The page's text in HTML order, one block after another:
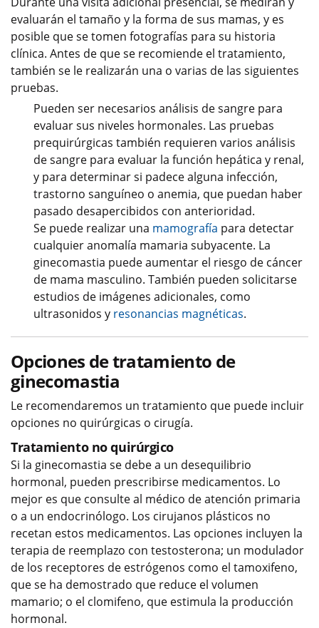
evaluarán el tamaño y la forma de sus mamas, y es
posible que se tomen fotografías para su historia
clínica. Antes de que se recomiende el tratamiento,
también se le realizarán una o varias de las siguientes
pruebas.
Pueden ser necesarios análisis de sangre para
evaluar sus niveles hormonales. Las pruebas
prequirúrgicas también requieren varios análisis
de sangre para evaluar la función hepática y renal,
y para determinar si padece alguna infección,
trastorno sanguíneo o anemia, que puedan haber
pasado desapercibidos con anterioridad.
Se puede realizar una mamografía para detectar
cualquier anomalía mamaria subyacente. La
ginecomastia puede aumentar el riesgo de cáncer
de mama masculino. También pueden solicitarse
estudios de imágenes adicionales, como
ultrasonidos y resonancias magnéticas.
Opciones de tratamiento de
ginecomastia
Le recomendaremos un tratamiento que puede incluir
opciones no quirúrgicas o cirugía.
Tratamiento no quirúrgico
Si la ginecomastia se debe a un desequilibrio
hormonal, pueden prescribirse medicamentos. Lo
mejor es que consulte al médico de atención primaria
o a un endocrinólogo. Los cirujanos plásticos no
recetan estos medicamentos. Las opciones incluyen la
terapia de reemplazo con testosterona; un modulador
de los receptores de estrógenos como el tamoxifeno,
que se ha demostrado que reduce el volumen
mamario; o el clomifeno, que estimula la producción
hormonal.